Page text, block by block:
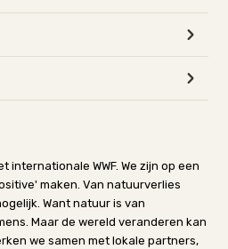
internationale WWF. We zijn op een
maken. Van natuurverlies
Want natuur is van
Maar de wereld veranderen kan
we samen met lokale partners,